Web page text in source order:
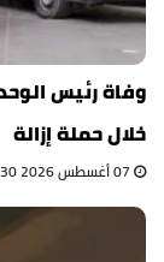
وفاة رئيس
خلال حملة إزالة